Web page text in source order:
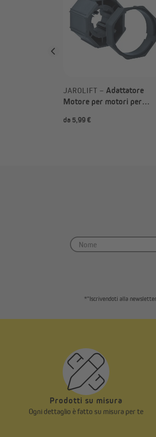
JAROLIFT – Adattatore
Motore per motori per
(Tipo a scelta)
da 5,99 €
*"Iscrivendoti alla
Prodotti su misura
Ogni dettaglio è fatto su misura per te